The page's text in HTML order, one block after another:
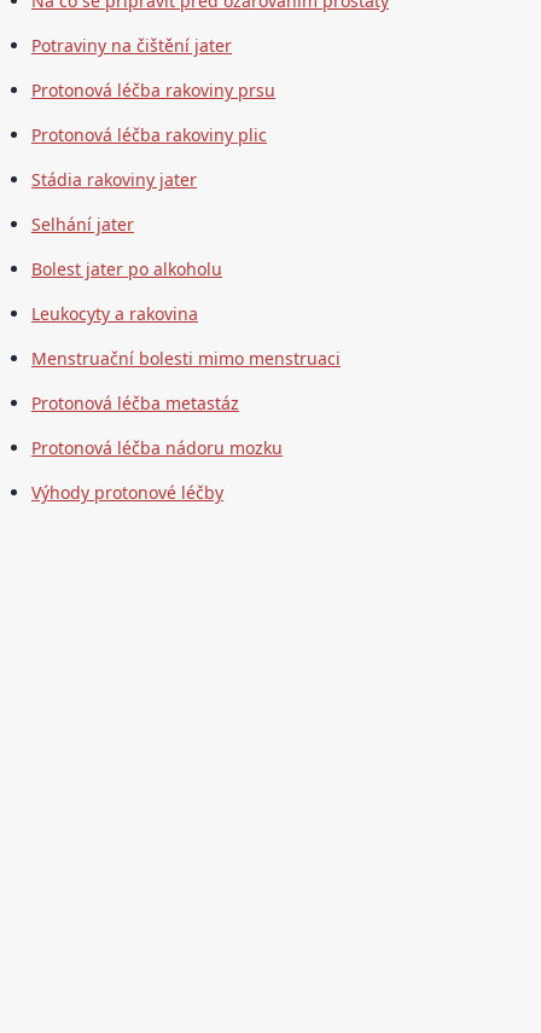
Potraviny na čištění jater
Protonová léčba rakoviny prsu
Protonová léčba rakoviny plic
Stádia rakoviny jater
Selhání jater
Bolest jater po alkoholu
Leukocyty a rakovina
Menstruační bolesti mimo menstruaci
Protonová léčba metastáz
Protonová léčba nádoru mozku
Výhody protonové léčby